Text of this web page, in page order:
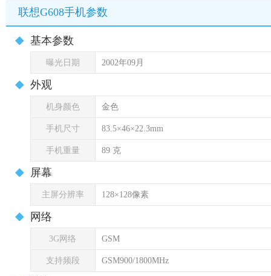
联想G608手机参数
基本参数
曝光日期 2002年09月
外观
机身颜色 金色
手机尺寸 83.5×46×22.3mm
手机重量 89 克
屏幕
主屏分辨率 128×128像素
网络
3G网络 GSM
支持频段 GSM900/1800MHz